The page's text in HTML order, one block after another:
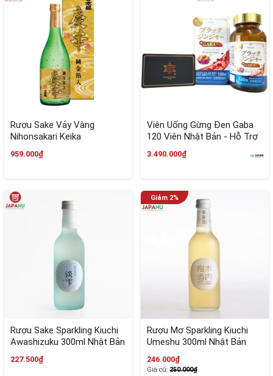
Rượu Sake Vảy Vàng
Nihonsakari Keika
Junkinpakuiri 720ml
959.000₫
Viên Uống Gừng Đen Gaba
120 Viên Nhật Bản - Hỗ Trợ
Giảm Mỡ Bụng
3.490.000₫
Rượu Sake Sparkling Kiuchi
Awashizuku 300ml Nhật Bản
227.500₫
Rượu Mơ Sparkling Kiuchi
Umeshu 300ml Nhật Bản
246.000₫
Giá cũ: 250.000₫